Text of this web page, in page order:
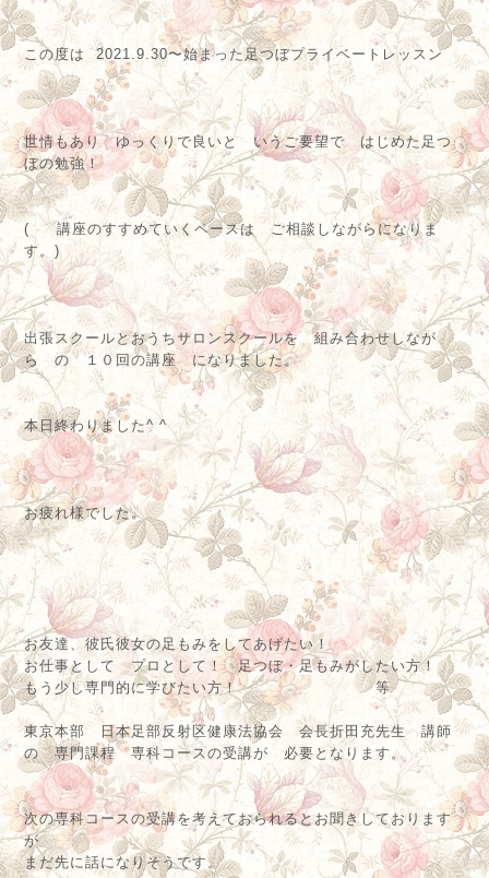
この度は 2021.9.30〜始まった足つぼプライベートレッスン
世情もあり ゆっくりで良いと いうご要望で はじめた足つ
ぼの勉強！
( 講座のすすめていくペースは ご相談しながらになりま
す。)
出張スクールとおうちサロンスクールを 組み合わせしなが
ら の １０回の講座 になりました。
本日終わりました^ ^
お疲れ様でした。
お友達、彼氏彼女の足もみをしてあげたい！
お仕事として プロとして！ 足つぼ・足もみがしたい方！
もう少し専門的に学びたい方！ 等
東京本部 日本足部反射区健康法協会 会長折田充先生 講師
の 専門課程 専科コースの受講が 必要となります。
次の専科コースの受講を考えておられるとお聞きしております
が
まだ先に話になりそうです。